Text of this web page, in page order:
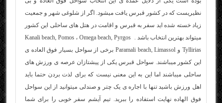
نظیریست که در کشور قبرس یافت میشود. اگر از شلوغی شهر و جمعیت
زیاد خسته شده اید سفر به قبرس و اقامت در هتل های ساحلی این کشور
میتواند بهترین انتخاب باشد . Kanali beach, Pomos ، Omega beach, Pyrgos
Tyllirias و Paramali beach, Limassol برخی از سواحل بسیار فوق العاده ی
این کشور میباشند. سواحل قبرس یکی از پیشتازان عرصه ی ورزش های
ساحلی میباشند اما این به این معنی نیست که برای لذت بردن حتما باید
اهل ورزش باشید تنها با اجاره ی یک چتر و صندلی میتوانید از این سواحل
فوق الهاده نهایت استفاده را ببرید. تیم آیشم سفر خوبی را برای شما